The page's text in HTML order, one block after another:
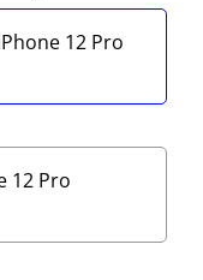
12 Pro
12 Pro